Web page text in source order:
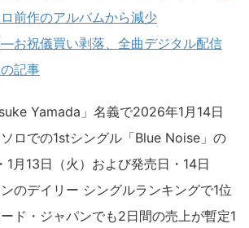
前作のアルバムから減少
お祝儀買い剥落、全曲デジタル配信
記事
Yamada」名義で2026年1月14日
ソロでの1stシングル「Blue Noise」の
1月13日（火）および発売日・14日
ンのデイリー シングルランキングで1位
ド・ジャパンでも2日間の売上が暫定1